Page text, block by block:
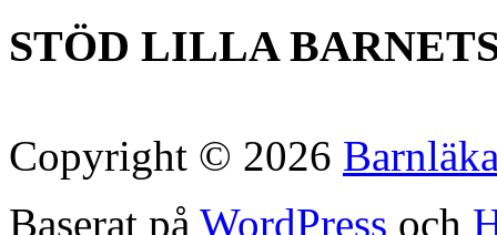
STÖD LILLA
Copyright © 2026
Baserat på WordPress och